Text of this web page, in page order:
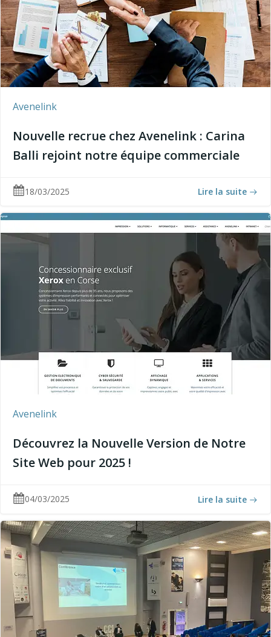
Avenelink
Nouvelle recrue chez Avenelink : Carina
Balli rejoint notre équipe commerciale
18/03/2025 Lire la suite
Avenelink
Découvrez la Nouvelle Version de Notre
Site Web pour 2025 !
04/03/2025 Lire la suite